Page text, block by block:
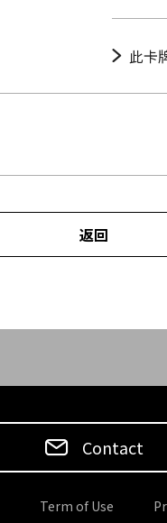
此卡
返回
Contact
Term of Use